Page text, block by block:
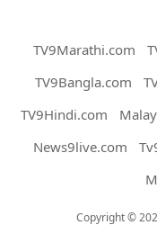
TV9Marathi.com
TV9Bangla.com
TV9Hindi.com
News9live.com
Copyright ©